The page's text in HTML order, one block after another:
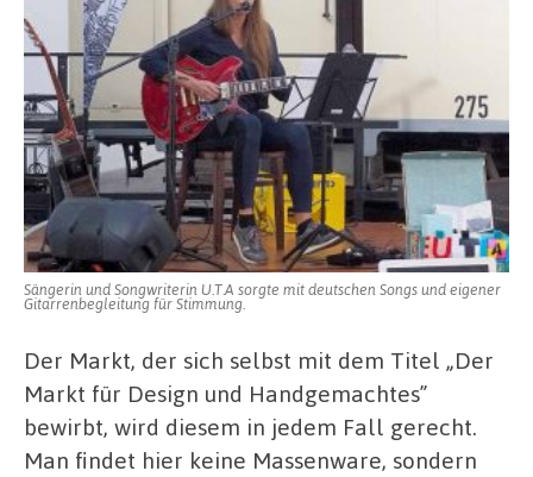
Sängerin und Songwriterin U.T.A sorgte mit deutschen Songs und eigener
Gitarrenbegleitung für Stimmung.
Der Markt, der sich selbst mit dem Titel „Der
Markt für Design und Handgemachtes”
bewirbt, wird diesem in jedem Fall gerecht.
Man findet hier keine Massenware, sondern